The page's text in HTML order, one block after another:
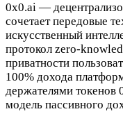
0x0.ai —
сочетает передовые
искусственный
протокол zero-
приватности
100% дохода
держателями токенов
модель пассивного